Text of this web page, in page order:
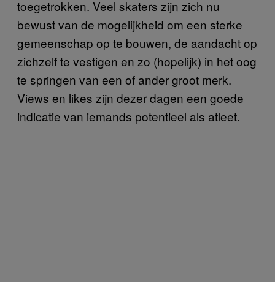
toegetrokken. Veel skaters zijn zich nu
bewust van de mogelijkheid om een sterke
gemeenschap op te bouwen, de aandacht op
zichzelf te vestigen en zo (hopelijk) in het oog
te springen van een of ander groot merk.
Views en likes zijn dezer dagen een goede
indicatie van iemands potentieel als atleet.